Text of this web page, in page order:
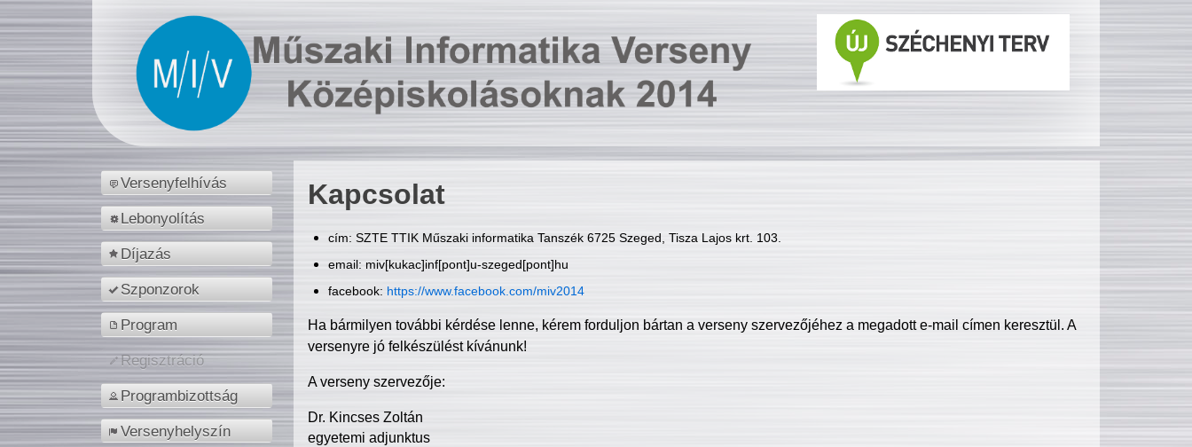
Versenyfelhívás
Lebonyolítás
Díjazás
Szponzorok
Program
Regisztráció
Programbizottság
Versenyhelyszín
Kapcsolat
cím: SZTE TTIK Műszaki informatika Tanszék 6725 Szeged, Tisza Lajos krt. 103.
email: miv[kukac]inf[pont]u-szeged[pont]hu
facebook: https://www.facebook.com/miv2014
Ha bármilyen további kérdése lenne, kérem forduljon bártan a verseny szervezőjéhez a megadott e-mail címen keresztül. A
versenyre jó felkészülést kívánunk!
A verseny szervezője:
Dr. Kincses Zoltán
egyetemi adjunktus